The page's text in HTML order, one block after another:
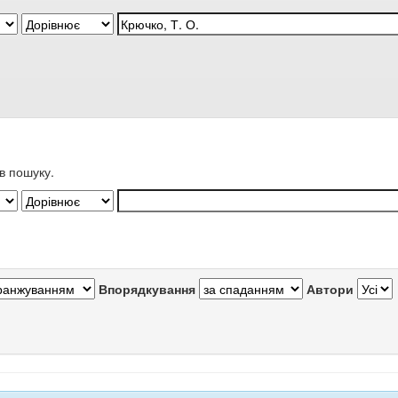
пошуку.
Впорядкування Автори